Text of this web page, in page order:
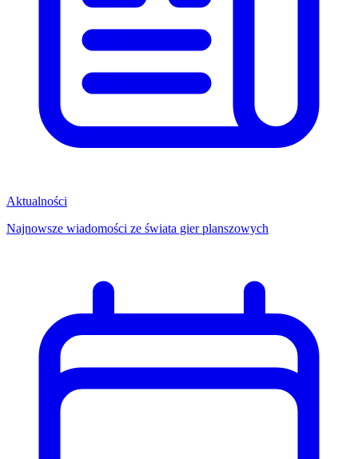
Aktualności
Najnowsze wiadomości ze świata gier planszowych